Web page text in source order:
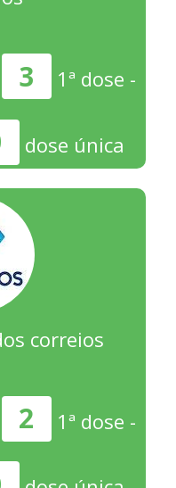
3 1ª dose -
dose única
correios
2 1ª dose -